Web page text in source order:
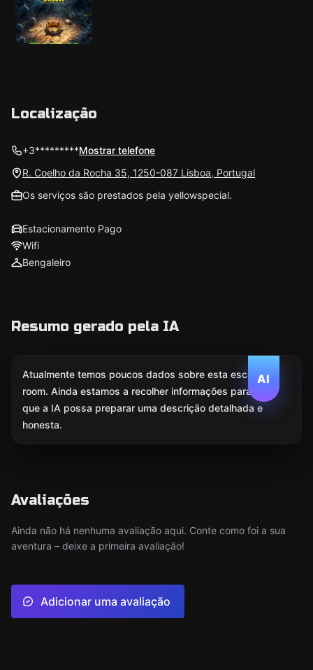
Localização
+3*********Mostrar telefone
R. Coelho da Rocha 35, 1250-087 Lisboa, Portugal
Os serviços são prestados pela yellowspecial.
Estacionamento Pago
Wifi
Bengaleiro
Resumo gerado pela IA
AI
Atualmente temos poucos dados sobre esta escape
room. Ainda estamos a recolher informações para
que a IA possa preparar uma descrição detalhada e
honesta.
Avaliações
Ainda não há nenhuma avaliação aqui. Conte como foi a sua
aventura – deixe a primeira avaliação!
Adicionar uma avaliação